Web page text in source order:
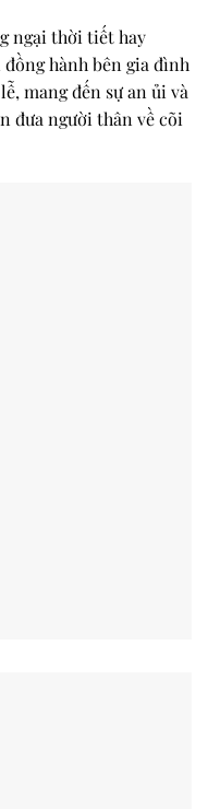
ngại thời tiết hay
hành bên gia đình
mang đến sự an ủi và
đưa người thân về cõi